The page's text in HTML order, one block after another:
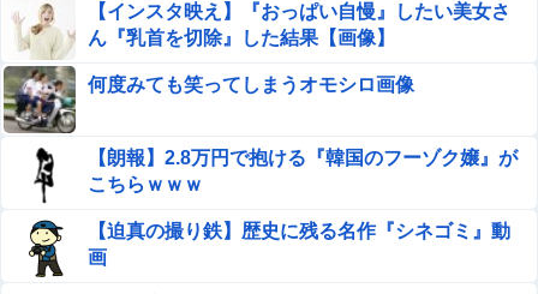
【インスタ映え】『おっぱい自慢』したい美女さ
ん『乳首を切除』した結果【画像】
何度みても笑ってしまうオモシロ画像
【朗報】2.8万円で抱ける『韓国のフーゾク嬢』が
こちらｗｗｗ
【迫真の撮り鉄】歴史に残る名作『シネゴミ』動
画